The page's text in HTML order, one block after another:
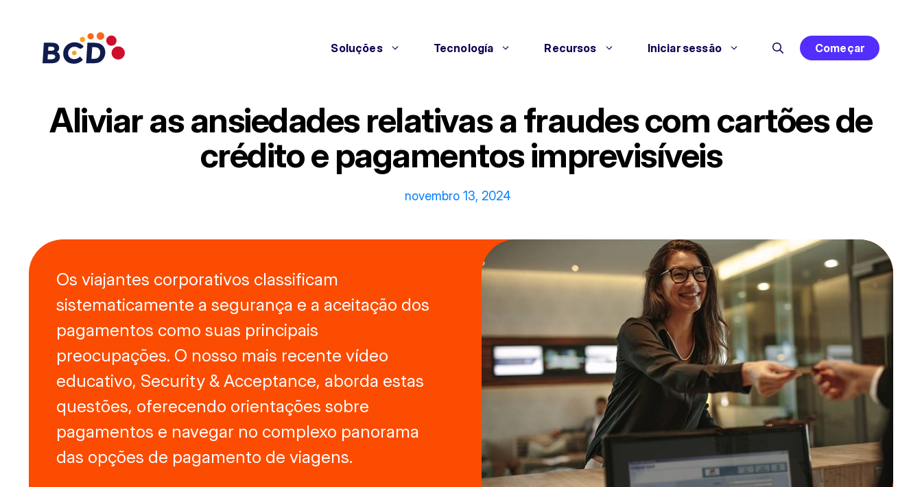
conteúdo
Soluções Tecnología Recursos Iniciar sessão Começar
Aliviar as ansiedades relativas a fraudes com cartões de
crédito e pagamentos imprevisíveis
novembro 13, 2024
Os viajantes corporativos classificam
sistematicamente a segurança e a aceitação dos
pagamentos como suas principais
preocupações. O nosso mais recente vídeo
educativo, Security & Acceptance, aborda estas
questões, oferecendo orientações sobre
pagamentos e navegar no complexo panorama
das opções de pagamento de viagens.